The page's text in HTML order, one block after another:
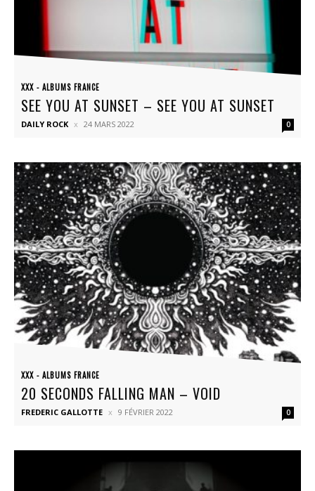
XXX - ALBUMS FRANCE
SEE YOU AT SUNSET – SEE YOU AT SUNSET
DAILY ROCK 24 MARS 2022 0
XXX - ALBUMS FRANCE
20 SECONDS FALLING MAN – VOID
FREDERIC GALLOTTE 9 FÉVRIER 2022 0